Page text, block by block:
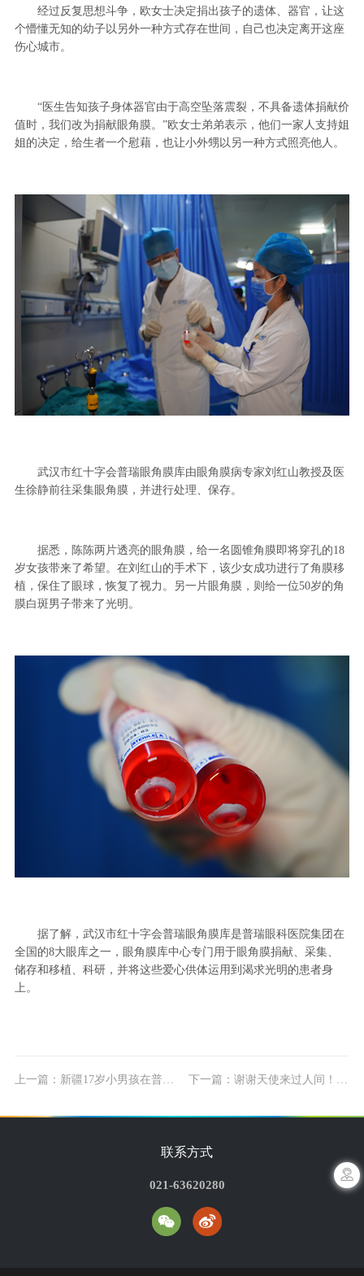
经过反复思想斗争，欧女士决定捐出孩子的遗体、器官，让这
个懵懂无知的幼子以另外一种方式存在世间，自己也决定离开这座
伤心城市。
“医生告知孩子身体器官由于高空坠落震裂，不具备遗体捐献价
值时，我们改为捐献眼角膜。”欧女士弟弟表示，他们一家人支持姐
姐的决定，给生者一个慰藉，也让小外甥以另一种方式照亮他人。
武汉市红十字会普瑞眼角膜库由眼角膜病专家刘红山教授及医
生徐静前往采集眼角膜，并进行处理、保存。
据悉，陈陈两片透亮的眼角膜，给一名圆锥角膜即将穿孔的18
岁女孩带来了希望。在刘红山的手术下，该少女成功进行了角膜移
植，保住了眼球，恢复了视力。另一片眼角膜，则给一位50岁的角
膜白斑男子带来了光明。
据了解，武汉市红十字会普瑞眼角膜库是普瑞眼科医院集团在
全国的8大眼库之一，眼角膜库中心专门用于眼角膜捐献、采集、
储存和移植、科研，并将这些爱心供体运用到渴求光明的患者身
上。
上一篇：新疆17岁小男孩在普瑞眼科接受免费角膜移植手术
联系方式
021-63620280